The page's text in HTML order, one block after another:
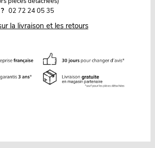
02 72 24 05 35
la livraison et les retours